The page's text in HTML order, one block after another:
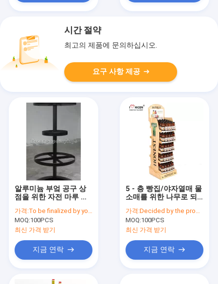
시간 절약
최고의 제품에 문의하십시오.
요구 사항 제공
알루미늄 부엌 공구 상
점을 위한 자전 마루 진
가격:To be finalized by your needs
MOQ:100PCS
최신 가격 받기
지금 연락
5 - 층 빵집/야자열매 물
소매를 위한 나무로 되
가격:Decided by the product specifications
MOQ:100PCS
최신 가격 받기
지금 연락